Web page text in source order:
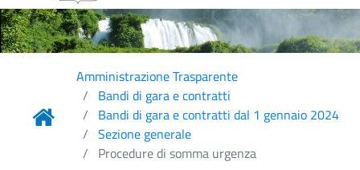
Amministrazione Trasparente
Bandi di gara e contratti
Bandi di gara e contratti dal 1 gennaio 2024
Sezione generale
Procedure di somma urgenza